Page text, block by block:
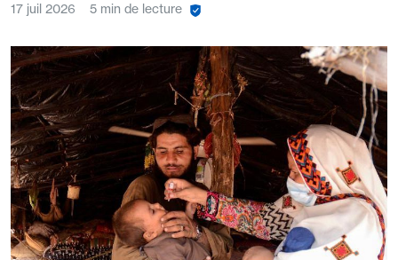
17 juil 2026 5 min de lecture